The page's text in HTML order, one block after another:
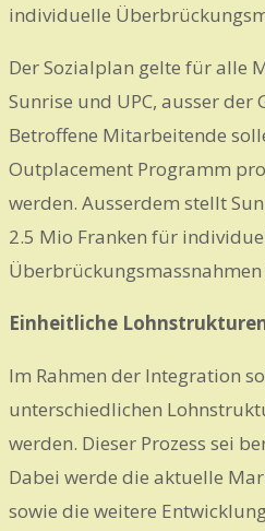
individuelle
Der Sozialplan gelte für alle
Sunrise und UPC, ausser der
Betroffene Mitarbeitende
Outplacement Programm
werden. Ausserdem stellt
2.5 Mio Franken für
Einheitliche
Im Rahmen der Integration
unterschiedlichen
werden. Dieser Prozess sei
Dabei werde die aktuelle
sowie die weitere